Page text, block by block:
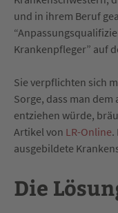
und in ihrem Beruf
Krankenpfleger” auf
Sie verpflichten sich
Sorge, dass man
entziehen würde,
Artikel von LR-Online.
ausgebildete
Die